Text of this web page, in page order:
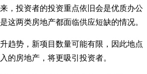
，投资者的投资重点依旧会是优质办公
这两类房地产都面临供应短缺的情况。
趋势，新项目数量可能有限，因此地点
的房地产，将更吸引投资者。